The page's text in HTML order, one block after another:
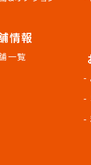
情報
一覧
-
-
-